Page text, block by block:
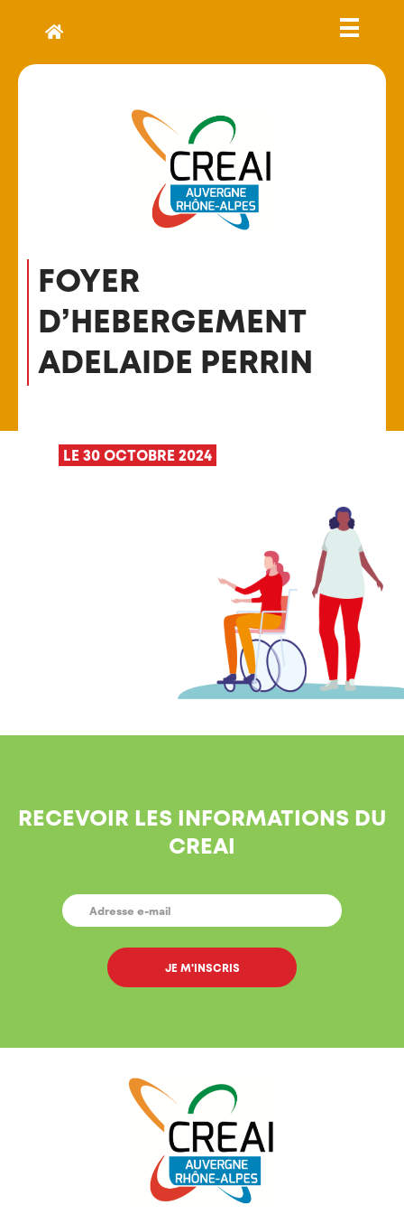
FOYER
D’HEBERGEMENT
ADELAIDE PERRIN
LE 30 OCTOBRE 2024
RECEVOIR LES INFORMATIONS DU
CREAI
E-
MAIL *